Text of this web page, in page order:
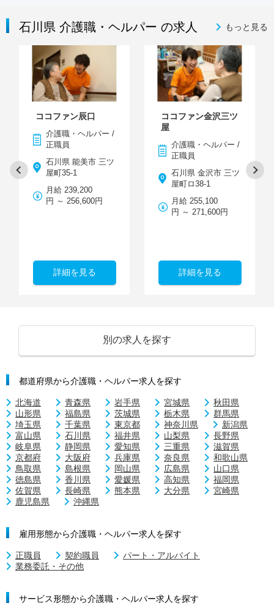
石川県 介護職・ヘルパー の求人 もっと見る
ココファン辰口
介護職・ヘルパー /
正職員
石川県 能美市 三ツ
屋町35-1
月給 239,200
円 ～ 256,600円
詳細を見る
ココファン金沢三ツ
屋
介護職・ヘルパー /
正職員
石川県 金沢市 三ツ
屋町ロ38-1
月給 255,100
円 ～ 271,600円
詳細を見る
別の求人を探す
都道府県から介護職・ヘルパー求人を探す
北海道 青森県 岩手県 宮城県
秋田県
山形県
福島県 茨城県 栃木県
群馬県
埼玉県
千葉県 東京都 神奈川県
新潟県
富山県
石川県 福井県 山梨県
長野県
岐阜県
静岡県 愛知県 三重県
滋賀県
京都府
大阪府 兵庫県 奈良県
和歌山県
鳥取県
島根県 岡山県 広島県
山口県
徳島県
香川県 愛媛県 高知県
福岡県
佐賀県
長崎県 熊本県 大分県
宮崎県
鹿児島県
沖縄県
雇用形態から介護職・ヘルパー求人を探す
正職員 契約職員
パート・アルバイト
業務委託・その他
サービス形態から介護職・ヘルパー求人を探す